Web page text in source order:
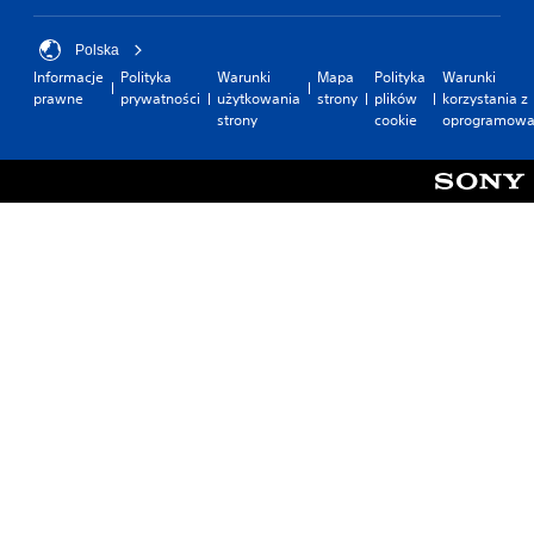
Polska
Informacje
prawne
Polityka
prywatności
Warunki
użytkowania
strony
Mapa
strony
Polityka
plików
cookie
Warunki
korzystania z